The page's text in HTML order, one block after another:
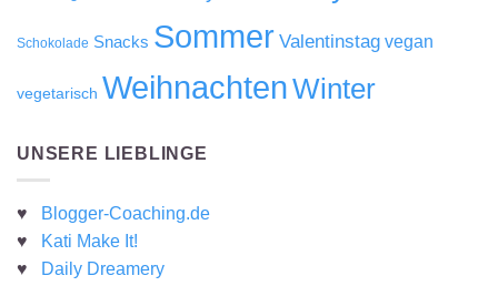
Schokolade Snacks Sommer Valentinstag vegan
vegetarisch WeihnachtenWinter
UNSERE LIEBLINGE
♥
Blogger-Coaching.de
♥
Kati Make It!
♥
Daily Dreamery